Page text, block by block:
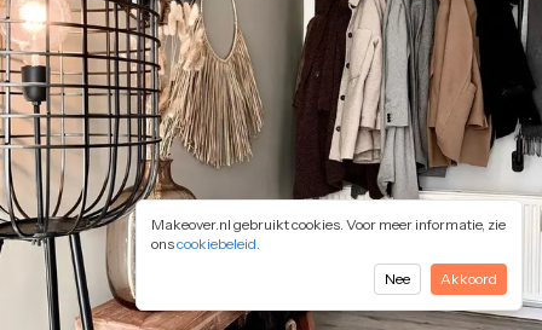
Makeover.nl gebruikt cookies. Voor meer informatie, zie
onscookiebeleid.
Nee
Akkoord